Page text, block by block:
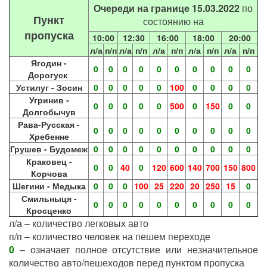
Пункт
пропуска
Очереди на границе 15.03.2022 по
состоянию на
10:00 12:30 16:00 18:00
20:00
л/а п/п л/а п/п л/а п/п л/а п/п л/а п/п
Ягодин -
Дорогуск
0 0 0 0 0 0 0 0 0
0
Устилуг - Зосин
0 0 0 0 0 100 0 0 0
0
Угринив -
Долгобычув
0 0 0 0 0 500 0 150 0
0
Рава-Русская -
Хребенне
0 0 0 0 0 0 0 0 0
0
Грушев - Будомеж 0 0 0 0 0 0 0 0 0
0
Краковец -
Корчова
0 0 40 0 120 600 140 700 150 800
Шегини - Медыка
0 0 0 100 25 220 20 250 15
0
Смильныця -
Кросценко
0 0 0 0 0 0 0 0 0 0
л/а – количество легковых авто
п/п – количество человек на пешем переходе
0 – означает полное отсутствие или незначительное
количество авто/пешеходов перед пунктом пропуска